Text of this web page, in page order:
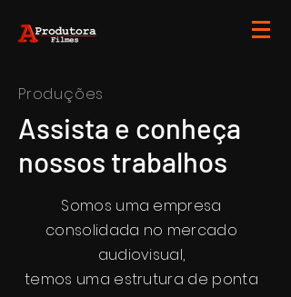
Produções
Assista e conheça
nossos trabalhos
Somos uma empresa
consolidada no mercado
audiovisual,
temos uma estrutura de ponta